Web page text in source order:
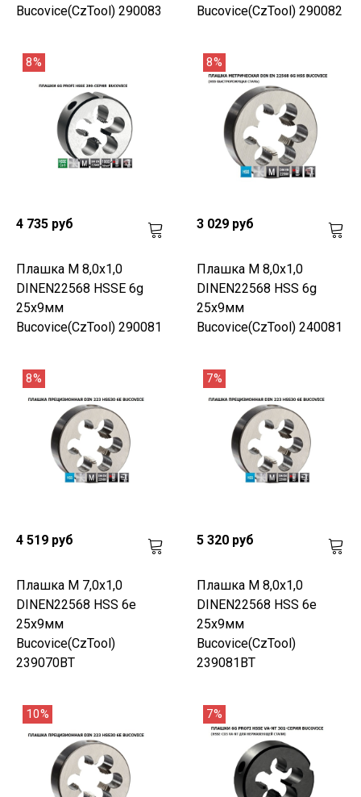
Bucovice(CzTool) 290083
Bucovice(CzTool) 290082
8%
4 735 руб
Плашка М 8,0х1,0
DINEN22568 HSSE 6g
25х9мм
Bucovice(CzTool) 290081
8%
3 029 руб
Плашка М 8,0х1,0
DINEN22568 HSS 6g
25х9мм
Bucovice(CzTool) 240081
8%
4 519 руб
Плашка М 7,0х1,0
DINEN22568 HSS 6e
25х9мм
Bucovice(CzTool)
239070BT
7%
5 320 руб
Плашка М 8,0х1,0
DINEN22568 HSS 6e
25х9мм
Bucovice(CzTool)
239081BT
10% 7%